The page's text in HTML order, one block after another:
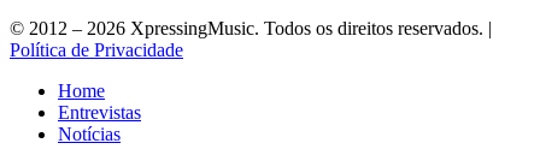
© 2012 – 2026 XpressingMusic. Todos os direitos reservados. |
Política de Privacidade
Home
Entrevistas
Notícias